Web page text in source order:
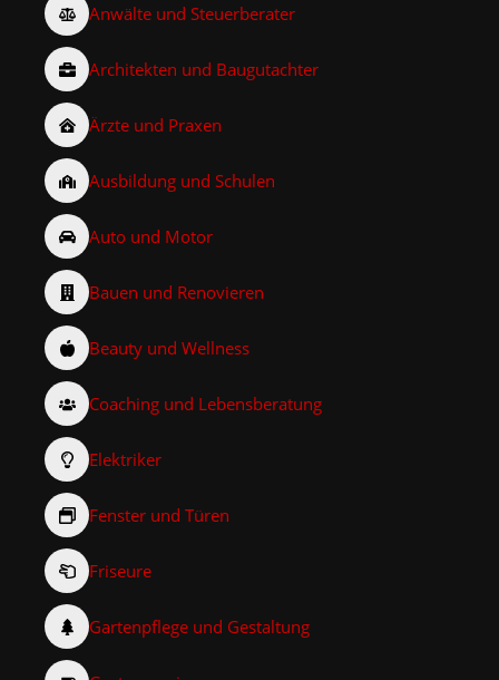
Anwälte und Steuerberater
Architekten und Baugutachter
Ärzte und Praxen
Ausbildung und Schulen
Auto und Motor
Bauen und Renovieren
Beauty und Wellness
Coaching und Lebensberatung
Elektriker
Fenster und Türen
Friseure
Gartenpflege und Gestaltung